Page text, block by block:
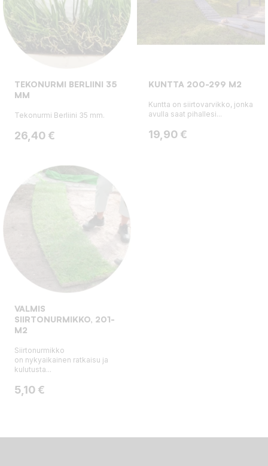
TEKONURMI BERLIINI 35
MM
Tekonurmi Berliini 35 mm.
Hinta
26,40 €
KUNTTA 200-299 M2
Kuntta on siirtovarvikko, jonka
avulla saat pihallesi...
Hinta
19,90 €
VALMIS
SIIRTONURMIKKO, 201-
M2
Siirtonurmikko
on nykyaikainen ratkaisu ja
kulutusta...
Hinta
5,10 €